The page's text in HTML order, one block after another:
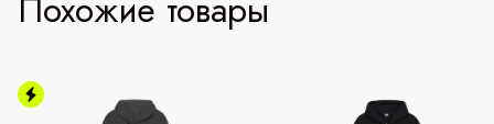
Похожие товары